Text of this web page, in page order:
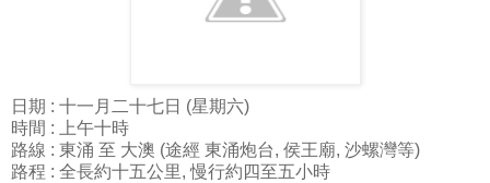
日期 : 十一月二十七日 (星期六)
時間 : 上午十時
路線 : 東涌 至 大澳 (途經 東涌炮台, 侯王廟, 沙螺灣等)
路程 : 全長約十五公里, 慢行約四至五小時